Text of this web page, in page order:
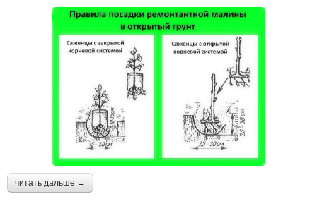
читать дальше →